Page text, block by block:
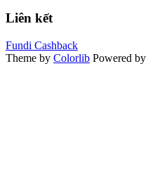
Liên kết
Fundi Cashback
Theme by Colorlib Powered by